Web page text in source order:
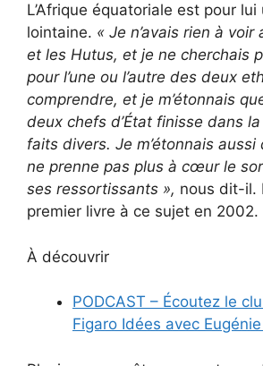
L’Afrique équatoriale est pour
lointaine. « Je n’avais rien à
et les Hutus, et je ne cherchais
pour l’une ou l’autre des deux
comprendre, et je m’étonnais
deux chefs d’État finisse dans
faits divers. Je m’étonnais aussi
ne prenne pas plus à cœur le
ses ressortissants », nous dit-il.
premier livre à ce sujet en 2002.
À découvrir
PODCAST – Écoutez le
Figaro Idées avec